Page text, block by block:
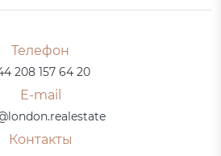
Телефон
208 157 64 20
E-mail
Контакты